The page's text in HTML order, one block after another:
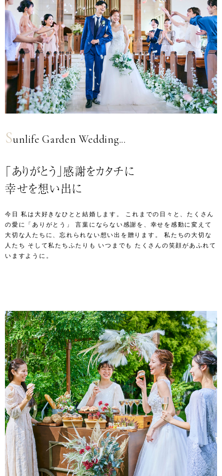
Sunlife Garden Wedding...
「ありがとう」感謝をカタチに
幸せを想い出に
今日 私は大好きなひとと結婚します。
これまでの日々と、たくさん
の愛に「ありがとう」
言葉にならない感謝を、幸せを感動に変えて
大切な人たちに、忘れられない想い出を贈ります。
私たちの大切な
人たち そして私たちふたりも
いつまでも たくさんの笑顔があふれて
いますように。